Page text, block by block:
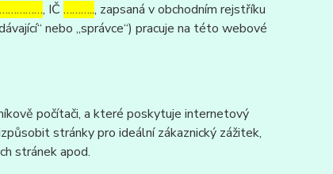
, IČ ……….., zapsaná v obchodním rejstříku
nebo „správce“) pracuje na této webové
počítači, a které poskytuje internetový
stránky pro ideální zákaznický zážitek,
stránek apod.